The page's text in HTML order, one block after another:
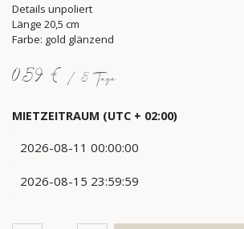
Details unpoliert
Länge 20,5 cm
Farbe: gold glänzend
0,59 € / 5 Tage
MIETZEITRAUM (UTC + 02:00)